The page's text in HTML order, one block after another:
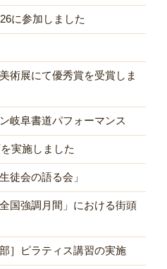
に参加しました
術展にて優秀賞を受賞しま
岐阜書道パフォーマンス
実施しました
徒会の語る会」
国強調月間」における街頭
］ピラティス講習の実施